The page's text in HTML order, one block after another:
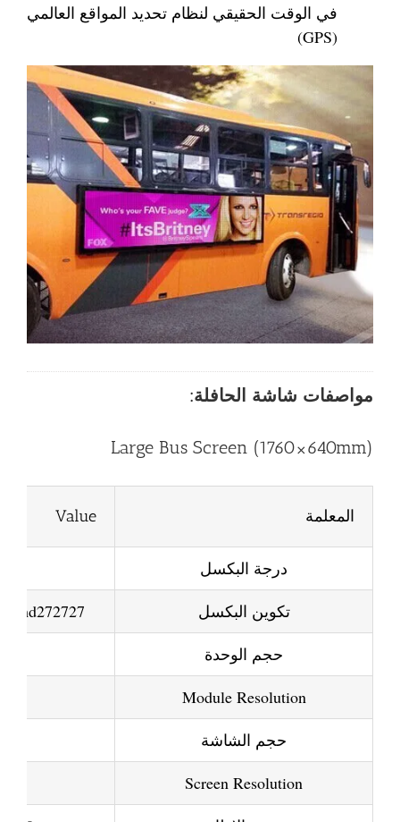
في الوقت الحقيقي لنظام تحديد المواقع العالمي
(GPS)
مواصفات شاشة الحافلة:
Large Bus Screen (1760×640mm)
المعلمة Value
درجة البكسل
تكوين البكسل
smd272727
حجم الوحدة
Module Resolution
حجم الشاشة
Screen Resolution